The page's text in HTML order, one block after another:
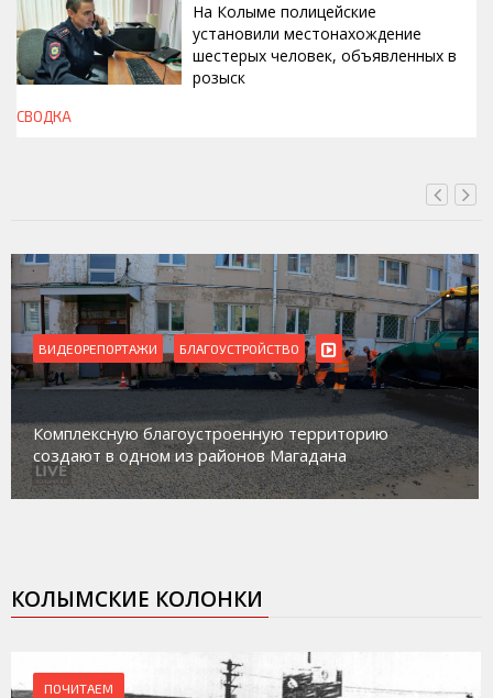
СЕГОДНЯ, 13:00
На Колыме полицейские
установили местонахождение
шестерых человек, объявленных в
розыск
СВОДКА
ВИДЕОРЕПОРТАЖИ
Магадан присоединился к пилотному
работе с несовершеннолетними из групп
социального риска «Переправа»
КОЛЫМСКИЕ КОЛОНКИ
ПОЧИТАЕМ